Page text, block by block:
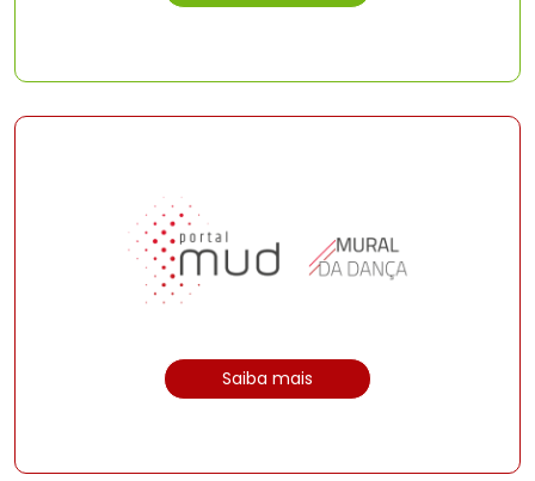
Saiba mais